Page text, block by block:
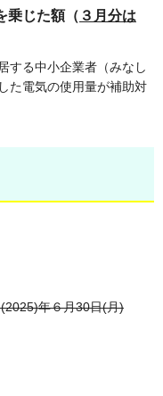
乗じた額（ ３月分は
る中小企業者（みなし
た電気の使用量が補助対
年６月30日(月)